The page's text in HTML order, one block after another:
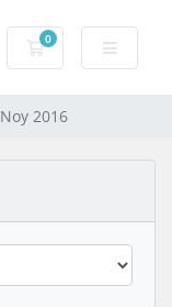
0
Səbət
Noy 2016